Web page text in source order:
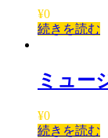
¥0
続きを読む
ミュー
¥0
続きを読む